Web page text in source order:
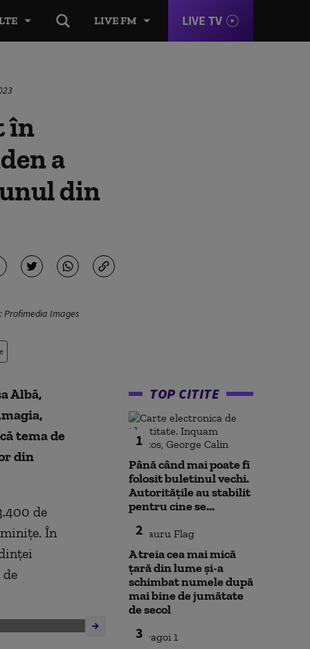
LIVE FM LIVE TV
în
a
din
Profimedia Images
Albă,
tema de
din
de
În
TOP CITITE
1
Până când mai poate fi
folosit buletinul vechi.
Autoritățile au stabilit
pentru cine se...
2
A treia cea mai mică
țară din lume și-a
schimbat numele după
mai bine de jumătate
de secol
3